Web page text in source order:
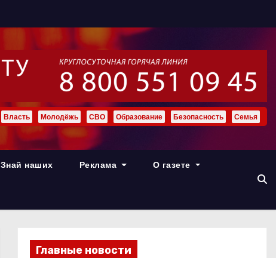
Власть Молодёжь СВО Образование Безопасность Семья
Знай наших Реклама О газете
Главные новости